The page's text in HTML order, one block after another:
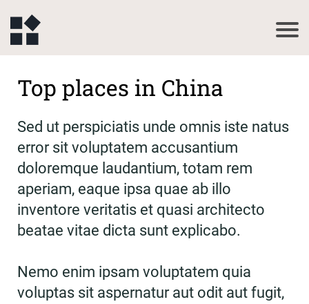
Top places in China
Sed ut perspiciatis unde omnis iste natus
error sit voluptatem accusantium
doloremque laudantium, totam rem
aperiam, eaque ipsa quae ab illo
inventore veritatis et quasi architecto
beatae vitae dicta sunt explicabo.
Nemo enim ipsam voluptatem quia
voluptas sit aspernatur aut odit aut fugit,